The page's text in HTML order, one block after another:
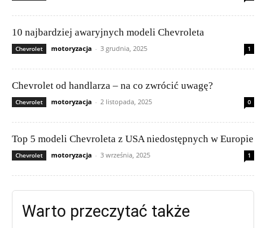
10 najbardziej awaryjnych modeli Chevroleta
Chevrolet motoryzacja - 3 grudnia, 2025 1
Chevrolet od handlarza – na co zwrócić uwagę?
Chevrolet motoryzacja - 2 listopada, 2025 0
Top 5 modeli Chevroleta z USA niedostępnych w Europie
Chevrolet motoryzacja - 3 września, 2025 1
Warto przeczytać także